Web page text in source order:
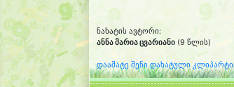
ნახატის ავტორი:
ანნა მარია ცვარიანი (9 წლის)
დაამატე შენი დახატული კლიპარტი